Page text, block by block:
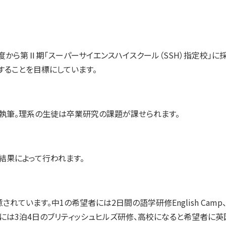
ら第Ⅱ期「スーパーサイエンスハイスクール（SSH）指定校」に
ことを目標にしています。
。理系の生徒は卒業研究の課題が課せられます。
によって行われます。
れています。中1の希望者には2日間の語学研修English
は3泊4日のブリティッシュヒルズ研修、高校になると希望者に